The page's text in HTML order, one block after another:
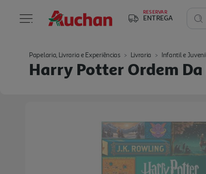
RESERVAR
ENTREGA
Papelaria, Livraria e Experiências Livraria Infantil e
Harry Potter Ordem Da